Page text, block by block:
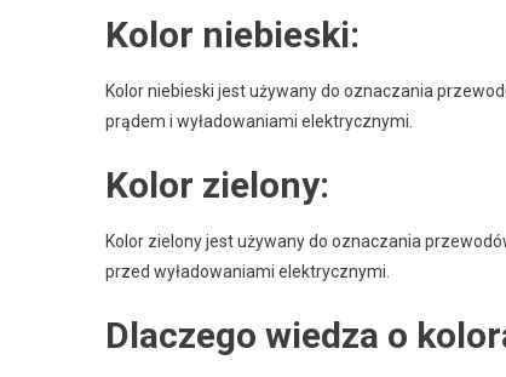
Kolor niebieski:
Kolor niebieski jest używany do oznaczania
prądem i wyładowaniami elektrycznymi.
Kolor zielony:
Kolor zielony jest używany do oznaczania
przed wyładowaniami elektrycznymi.
Dlaczego wiedza o